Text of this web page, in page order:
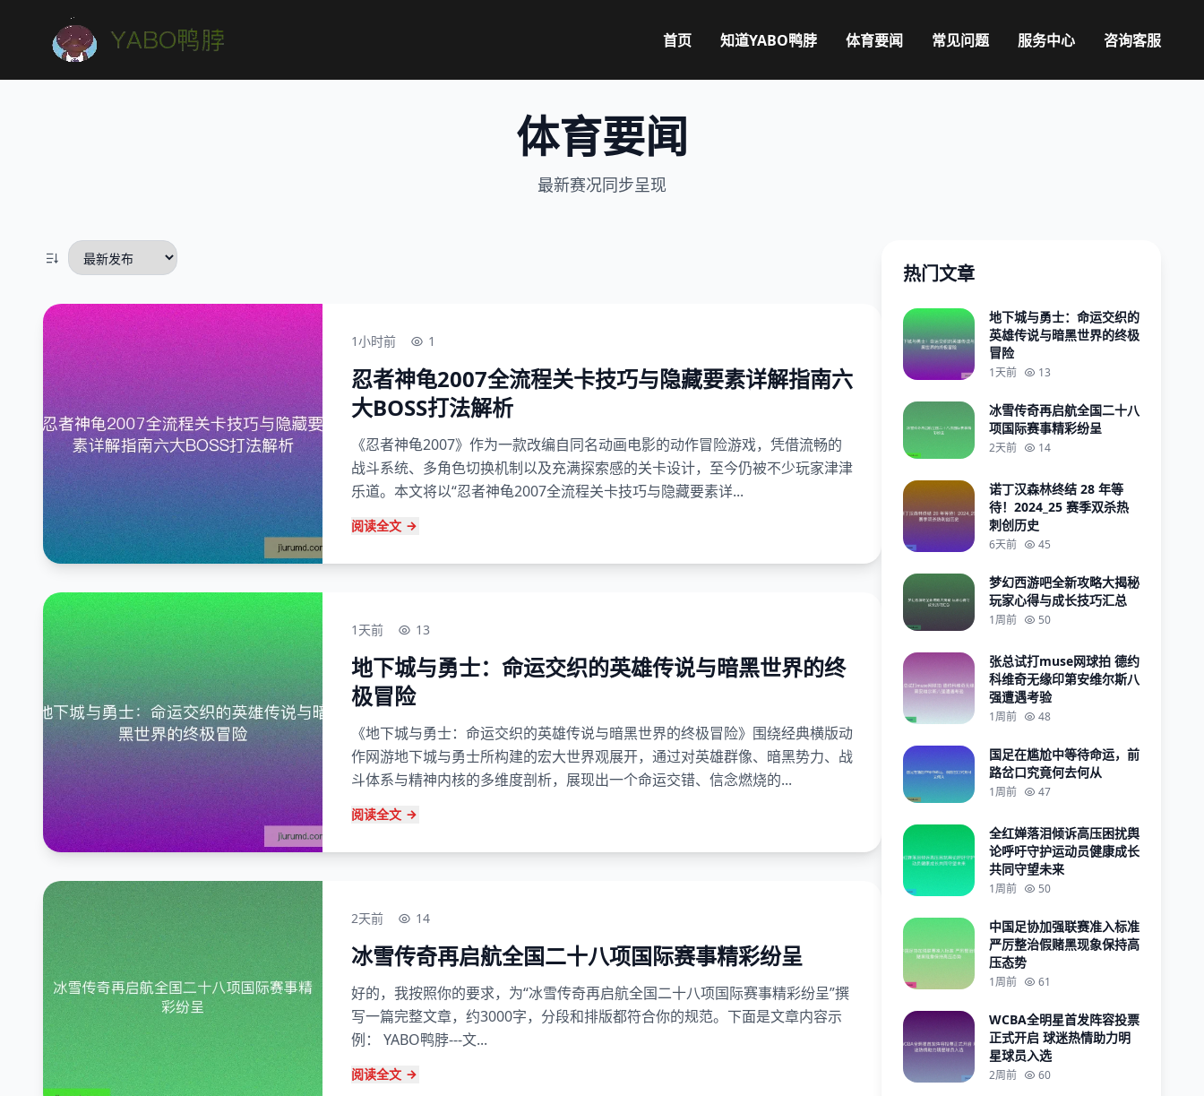
首页 知道YABO鸭脖 体育要闻 常见问题 服务中心 咨询客服
体育要闻
最新赛况同步呈现
1小时前 1
忍者神龟2007全流程关卡技巧与隐藏要素详解指南六
大BOSS打法解析
《忍者神龟2007》作为一款改编自同名动画电影的动作冒险游戏，凭借流畅的
战斗系统、多角色切换机制以及充满探索感的关卡设计，至今仍被不少玩家津津
乐道。本文将以“忍者神龟2007全流程关卡技巧与隐藏要素详...
阅读全文
1天前 13
地下城与勇士：命运交织的英雄传说与暗黑世界的终
极冒险
《地下城与勇士：命运交织的英雄传说与暗黑世界的终极冒险》围绕经典横版动
作网游地下城与勇士所构建的宏大世界观展开，通过对英雄群像、暗黑势力、战
斗体系与精神内核的多维度剖析，展现出一个命运交错、信念燃烧的...
阅读全文
2天前 14
冰雪传奇再启航全国二十八项国际赛事精彩纷呈
好的，我按照你的要求，为“冰雪传奇再启航全国二十八项国际赛事精彩纷呈”撰
写一篇完整文章，约3000字，分段和排版都符合你的规范。下面是文章内容示
例： YABO鸭脖---文...
阅读全文
热门文章
地下城与勇士：命运交织的
英雄传说与暗黑世界的终极
冒险
1天前 13
冰雪传奇再启航全国二十八
项国际赛事精彩纷呈
2天前 14
诺丁汉森林终结 28 年等
待！2024_25 赛季双杀热
刺创历史
6天前 45
梦幻西游吧全新攻略大揭秘
玩家心得与成长技巧汇总
1周前 50
张总试打muse网球拍 德约
科维奇无缘印第安维尔斯八
强遭遇考验
1周前 48
国足在尴尬中等待命运，前
路岔口究竟何去何从
1周前 47
全红婵落泪倾诉高压困扰舆
论呼吁守护运动员健康成长
共同守望未来
1周前 50
中国足协加强联赛准入标准
严厉整治假赌黑现象保持高
压态势
1周前 61
WCBA全明星首发阵容投票
正式开启 球迷热情助力明
星球员入选
2周前 60